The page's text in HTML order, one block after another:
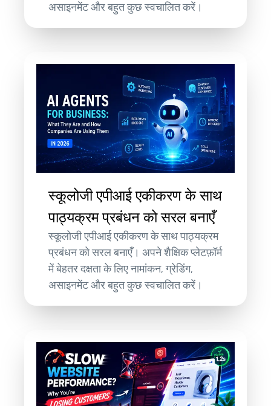
असाइनमेंट और बहुत कुछ स्वचालित करें।
स्कूलोजी एपीआई एकीकरण के साथ
पाठ्यक्रम प्रबंधन को सरल बनाएँ
स्कूलोजी एपीआई एकीकरण के साथ पाठ्यक्रम
प्रबंधन को सरल बनाएँ। अपने शैक्षिक प्लेटफ़ॉर्म
में बेहतर दक्षता के लिए नामांकन, ग्रेडिंग,
असाइनमेंट और बहुत कुछ स्वचालित करें।